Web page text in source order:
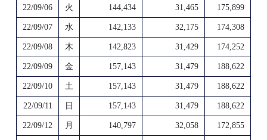
22/09/06 火 144,434 31,465 175,899
22/09/07 水 142,133 32,175 174,308
22/09/08 木 142,823 31,429 174,252
22/09/09 金 157,143 31,479 188,622
22/09/10 土 157,143 31,479 188,622
22/09/11 日 157,143 31,479 188,622
22/09/12 月 140,797 32,058 172,855